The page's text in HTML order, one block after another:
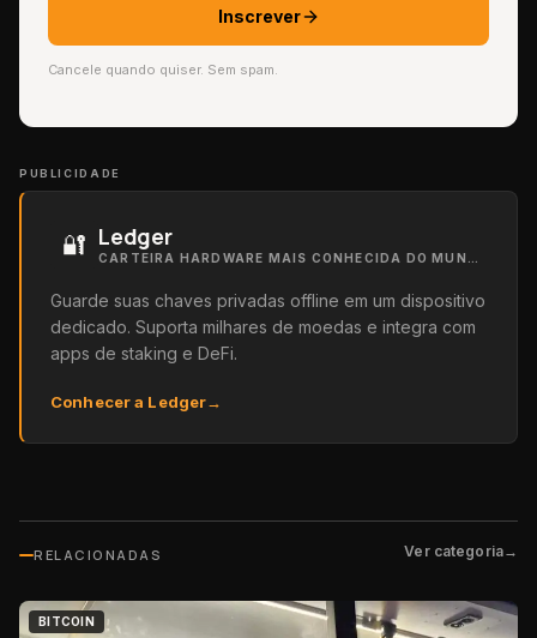
Inscrever
Cancele quando quiser. Sem spam.
PUBLICIDADE
🔐 Ledger
Guarde suas chaves privadas offline em um dispositivo
dedicado. Suporta milhares de moedas e integra com
apps de staking e DeFi.
Conhecer a Ledger→
RELACIONADAS Ver categoria→
BITCOIN